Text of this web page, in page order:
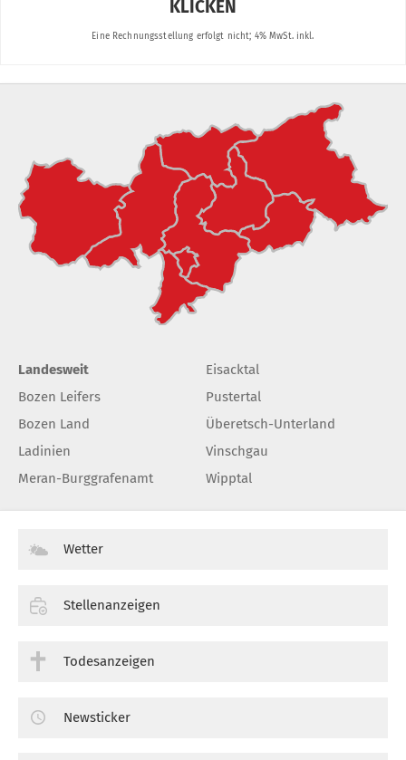
Landesweit
Bozen Leifers
Bozen Land
Ladinien
Meran-Burggrafenamt
Eisacktal
Pustertal
Überetsch-Unterland
Vinschgau
Wipptal
Wetter
Stellenanzeigen
Todesanzeigen
Newsticker